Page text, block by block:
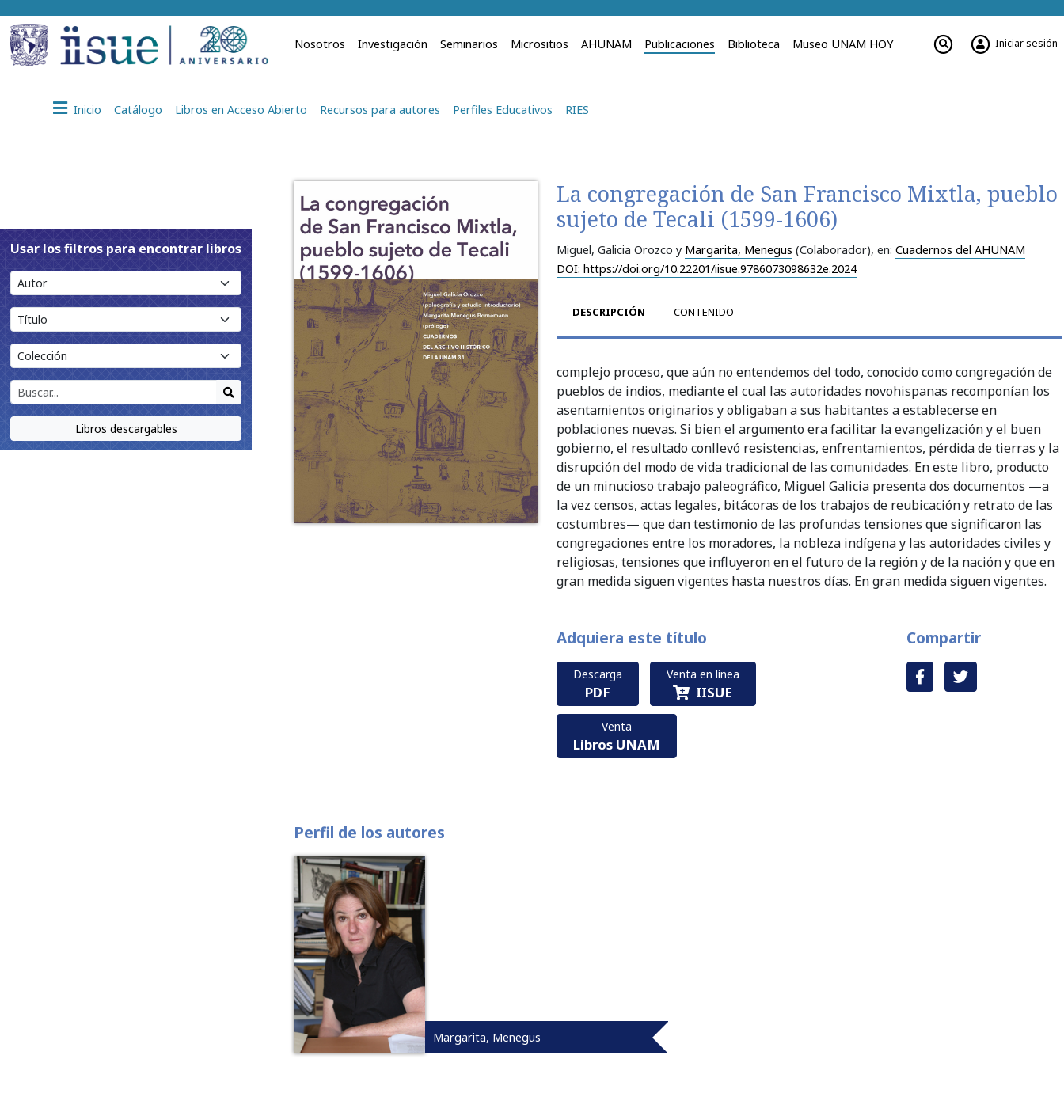
Nosotros Investigación Seminarios Micrositios AHUNAM Publicaciones Biblioteca Museo UNAM HOY Iniciar sesión
Inicio Catálogo Libros en Acceso Abierto Recursos para autores Perfiles Educativos RIES
Usar los filtros para encontrar libros
Libros descargables
La congregación de San Francisco Mixtla, pueblo
sujeto de Tecali (1599-1606)
Miguel, Galicia Orozco y Margarita, Menegus (Colaborador), en: Cuadernos del AHUNAM
DOI: https://doi.org/10.22201/iisue.9786073098632e.2024
DESCRIPCIÓN CONTENIDO
complejo proceso, que aún no entendemos del todo, conocido como congregación de
pueblos de indios, mediante el cual las autoridades novohispanas recomponían los
asentamientos originarios y obligaban a sus habitantes a establecerse en
poblaciones nuevas. Si bien el argumento era facilitar la evangelización y el buen
gobierno, el resultado conllevó resistencias, enfrentamientos, pérdida de tierras y la
disrupción del modo de vida tradicional de las comunidades. En este libro, producto
de un minucioso trabajo paleográfico, Miguel Galicia presenta dos documentos —a
la vez censos, actas legales, bitácoras de los trabajos de reubicación y retrato de las
costumbres— que dan testimonio de las profundas tensiones que significaron las
congregaciones entre los moradores, la nobleza indígena y las autoridades civiles y
religiosas, tensiones que influyeron en el futuro de la región y de la nación y que en
gran medida siguen vigentes hasta nuestros días. En gran medida siguen vigentes.
Adquiera este título
Descarga
PDF
Venta en línea
IISUE
Venta
Libros UNAM
Compartir
Perfil de los autores
Margarita, Menegus